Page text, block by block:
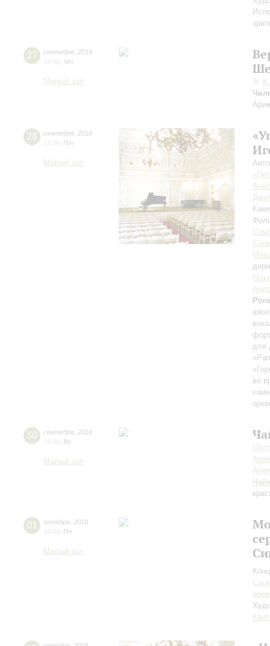
27 сентября 2018
19:00 Чт
Малый зал
28 сентября 2018
19:00 Пт
Малый зал
для
во
30 сентября 2018
19:00 Вс
Малый зал
01 октября 2018
19:00 Пн
Малый зал